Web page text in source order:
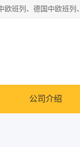
公司介绍